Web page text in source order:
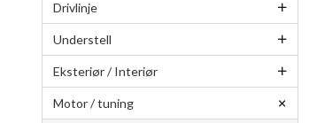
Drivlinje
Understell
Eksteriør / Interiør
Motor / tuning